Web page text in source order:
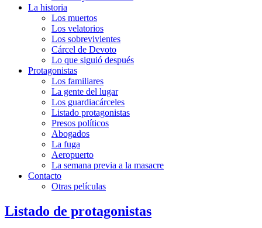
La historia
Los muertos
Los velatorios
Los sobrevivientes
Cárcel de Devoto
Lo que siguió después
Protagonistas
Los familiares
La gente del lugar
Los guardiacárceles
Listado protagonistas
Presos políticos
Abogados
La fuga
Aeropuerto
La semana previa a la masacre
Contacto
Otras películas
Listado de protagonistas